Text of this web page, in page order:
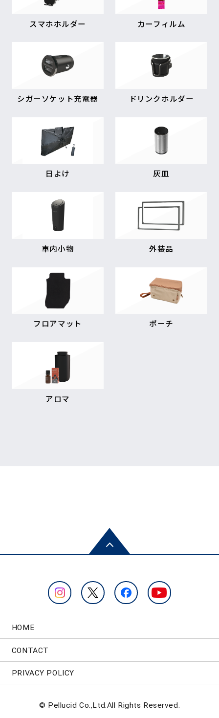
スマホホルダー カーフィルム
シガーソケット充電器 ドリンクホルダー
日よけ 灰皿
車内小物 外装品
フロアマット ポーチ
アロマ
HOME
CONTACT
PRIVACY POLICY
© Pellucid Co.,Ltd.All Rights Reserved.